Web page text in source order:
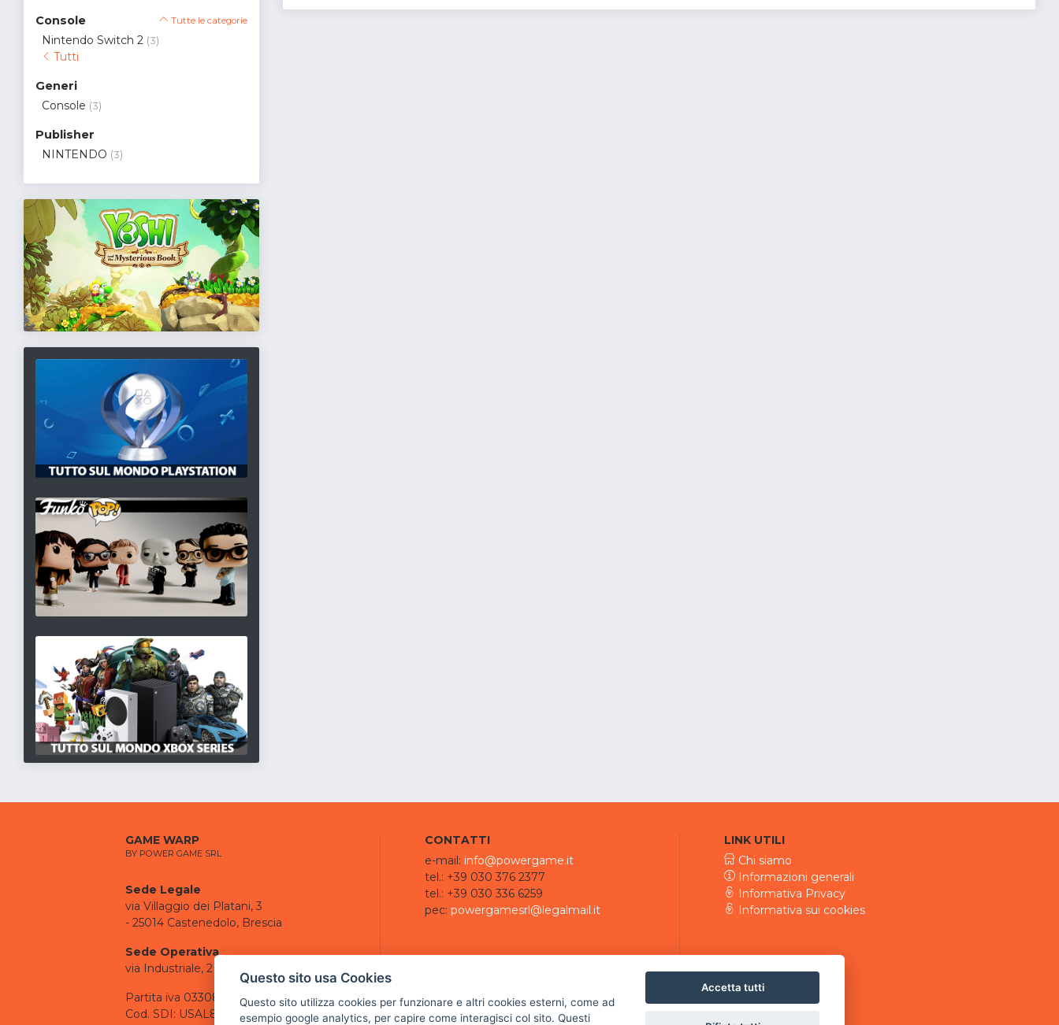
Console Tutte le categorie
Nintendo Switch 2 (3)
Tutti
Generi
Console (3)
Publisher
NINTENDO (3)
GAME WARP
BY POWER GAME SRL
Sede Legale
via Villaggio dei Platani, 3
- 25014 Castenedolo, Brescia
Sede Operativa
via Industriale, 2 - 25082 Botticino, BS
Partita iva 03308130982
Cod. SDI: USAL8PV
CONTATTI
e-mail: info@powergame.it
tel.: +39 030 376 2377
tel.: +39 030 336 6259
pec: powergamesrl@legalmail.it
LINK UTILI
Chi siamo
Informazioni generali
Informativa Privacy
Informativa sui cookies
Questo sito usa Cookies
Questo sito utilizza cookies per funzionare e altri cookies esterni, come ad
esempio google analytics, per capire come interagisci col sito. Questi
Accetta tutti